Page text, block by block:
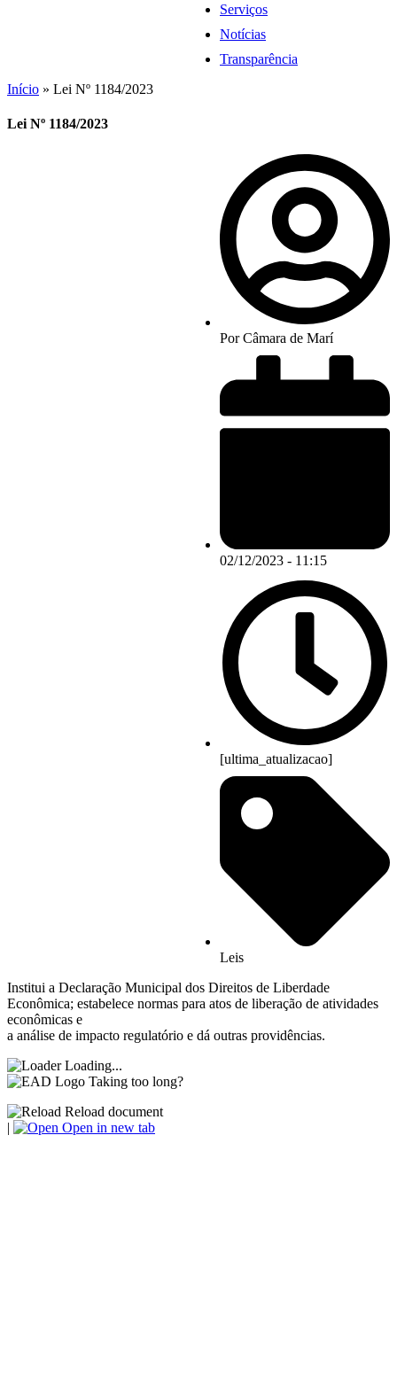
Serviços
Notícias
Transparência
Início » Lei Nº 1184/2023
Lei Nº 1184/2023
PorCâmara de Marí
02/12/2023 - 11:15
[ultima_atualizacao]
Leis
Institui a Declaração Municipal dos Direitos de Liberdade
Econômica; estabelece normas para atos de liberação de atividades
econômicas e
a análise de impacto regulatório e dá outras providências.
Loading...
Taking too long?
Reload document
|
Open in new tab